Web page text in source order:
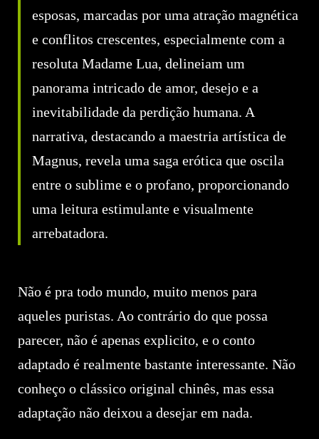
esposas, marcadas por uma atração magnética
e conflitos crescentes, especialmente com a
resoluta Madame Lua, delineiam um
panorama intricado de amor, desejo e a
inevitabilidade da perdição humana. A
narrativa, destacando a maestria artística de
Magnus, revela uma saga erótica que oscila
entre o sublime e o profano, proporcionando
uma leitura estimulante e visualmente
arrebatadora.
Não é pra todo mundo, muito menos para
aqueles puristas. Ao contrário do que possa
parecer, não é apenas explicito, e o conto
adaptado é realmente bastante interessante. Não
conheço o clássico original chinês, mas essa
adaptação não deixou a desejar em nada.